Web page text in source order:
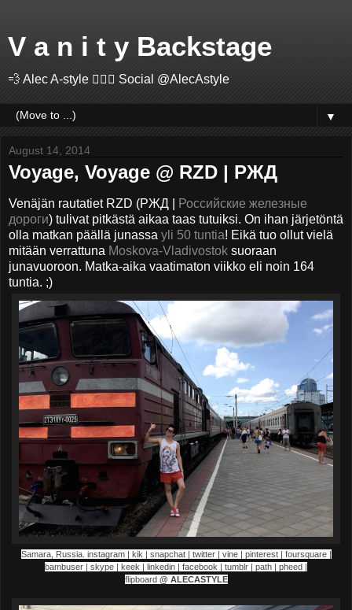
V a n i t y Backstage
💨 Alec A-style 🤽🏻‍♂️ Social @AlecAstyle
▼
August 14, 2014
Voyage, Voyage @ RZD | РЖД
Venäjän rautatiet RZD (РЖД |
Российские железные
дороги) tulivat pitkästä aikaa taas tutuiksi. On ihan järjetöntä
olla matkan päällä junassa yli 50 tuntia! Eikä tuo ollut vielä
mitään verrattuna Moskova-Vladivostok suoraan
junavuoroon. Matka-aika vaatimaton viikko eli noin 164
tuntia. ;)
Samara, Russia. instagram | kik | snapchat | twitter | vine | pinterest | foursquare |
bambuser | skype | keek | linkedin | facebook | tumblr | path | pheed |
flipboard @ ALECASTYLE